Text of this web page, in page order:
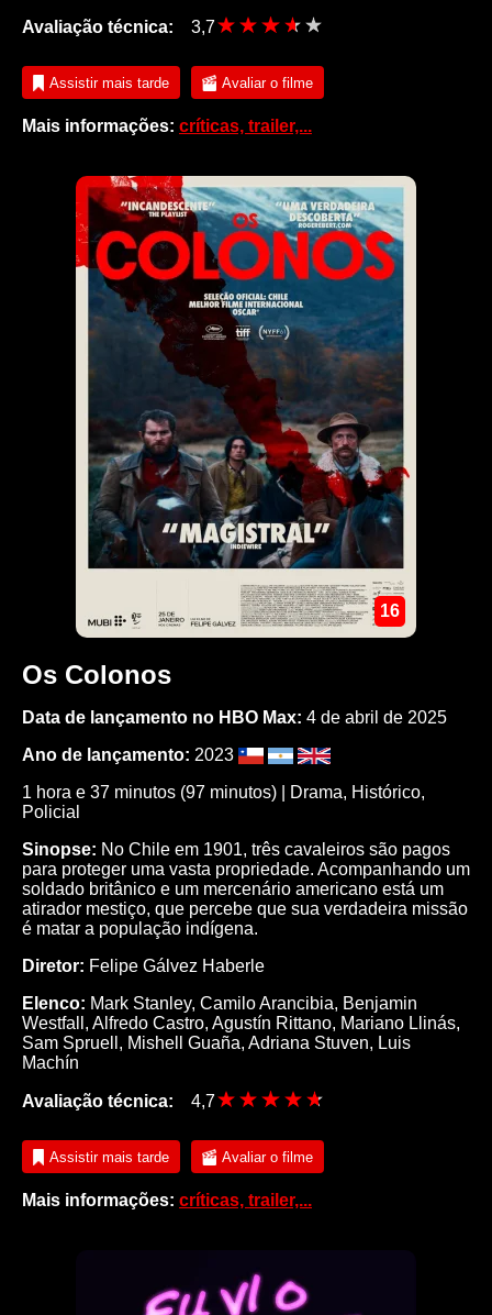
Avaliação técnica: 3,7
Assistir mais tarde Avaliar o filme
Mais informações: críticas, trailer,...
16
Os Colonos
Data de lançamento no HBO Max: 4 de abril de 2025
Ano de lançamento: 2023
1 hora e 37 minutos (97 minutos) |
Drama, Histórico,
Policial
Sinopse: No Chile em 1901, três cavaleiros são pagos
para proteger uma vasta propriedade. Acompanhando um
soldado britânico e um mercenário americano está um
atirador mestiço, que percebe que sua verdadeira missão
é matar a população indígena.
Diretor: Felipe Gálvez Haberle
Elenco: Mark Stanley, Camilo Arancibia, Benjamin
Westfall , Alfredo Castro, Agustín Rittano, Mariano Llinás,
Sam Spruell , Mishell Guaña, Adriana Stuven, Luis
Machín
Avaliação técnica: 4,7
Assistir mais tarde Avaliar o filme
Mais informações: críticas, trailer,...